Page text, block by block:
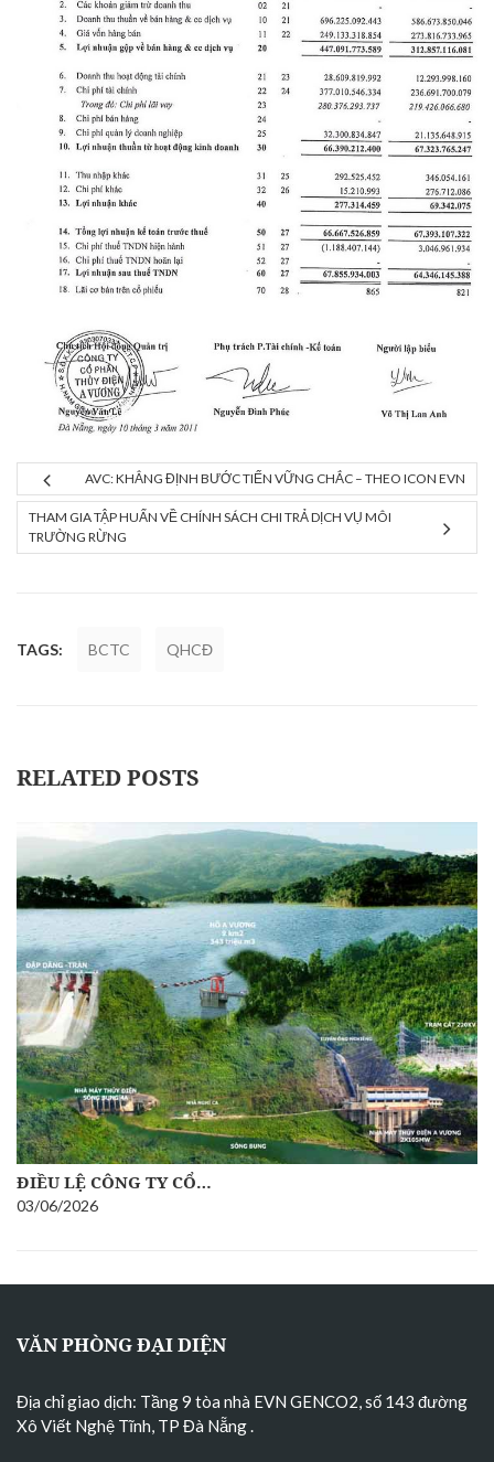
AVC: KHẲNG ĐỊNH BƯỚC TIẾN VỮNG CHẮC – THEO ICON EVN
THAM GIA TẬP HUẤN VỀ CHÍNH SÁCH CHI TRẢ DỊCH VỤ MÔI
TRƯỜNG RỪNG
TAGS: BCTC QHCĐ
RELATED POSTS
ĐIỀU LỆ CÔNG TY CỔ…
03/06/2026
VĂN PHÒNG ĐẠI DIỆN
Địa chỉ giao dịch: Tầng 9 tòa nhà EVN GENCO2, số 143 đường
Xô Viết Nghệ Tĩnh, TP Đà Nẵng.